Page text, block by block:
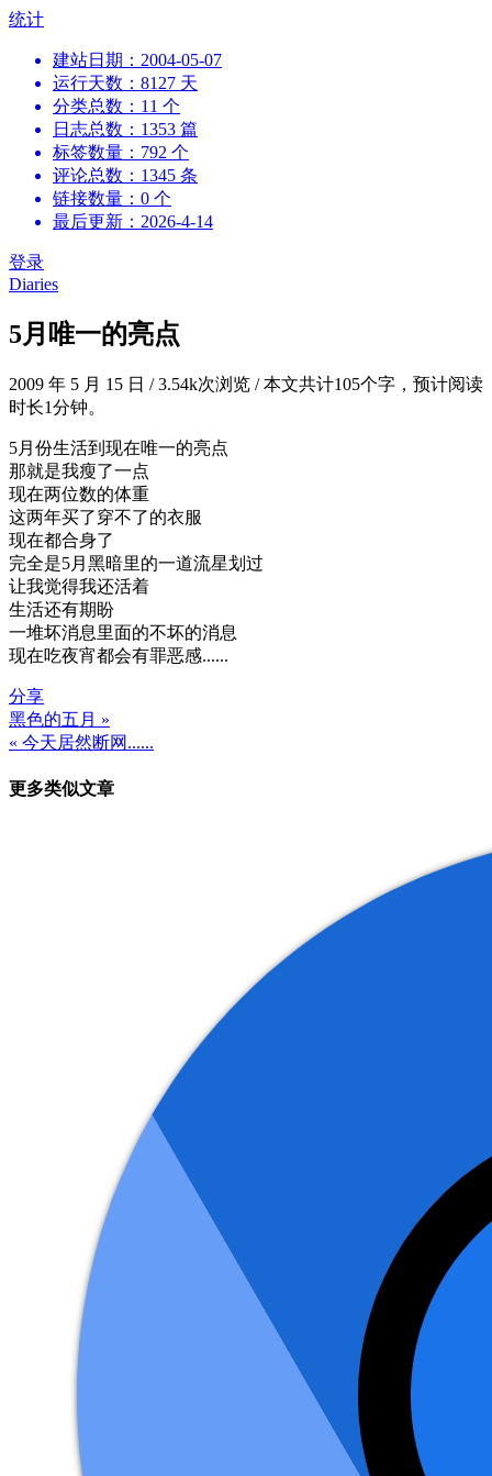
跳
统计
建站日期：2004-05-07
运行天数：8127 天
分类总数：11 个
日志总数：1353 篇
标签数量：792 个
评论总数：1345 条
链接数量：0 个
最后更新：2026-4-14
登录
Diaries
5月唯一的亮点
2009 年 5 月 15 日 /3.54k次浏览 /本文共计105个字，预计阅读
时长1分钟。
5月份生活到现在唯一的亮点
那就是我瘦了一点
现在两位数的体重
这两年买了穿不了的衣服
现在都合身了
完全是5月黑暗里的一道流星划过
让我觉得我还活着
生活还有期盼
一堆坏消息里面的不坏的消息
现在吃夜宵都会有罪恶感......
分享
文
章
导
黑色的五月 »
« 今天居然断网......
更多类似文章